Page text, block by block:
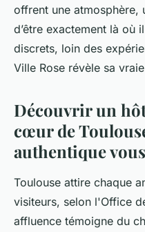
offrent une atmosphère,
d’être exactement là où
discrets, loin des
Ville Rose révèle sa
Découvrir un
cœur de
authentique
Toulouse attire chaque
visiteurs, selon l'Office
affluence témoigne du